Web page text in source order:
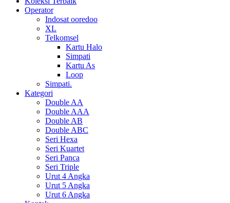
Operator
Indosat ooredoo
XL
Telkomsel
Kartu Halo
Simpati
Kartu As
Loop
Simpati.
Kategori
Double AA
Double AAA
Double AB
Double ABC
Seri Hexa
Seri Kuartet
Seri Panca
Seri Triple
Urut 4 Angka
Urut 5 Angka
Urut 6 Angka